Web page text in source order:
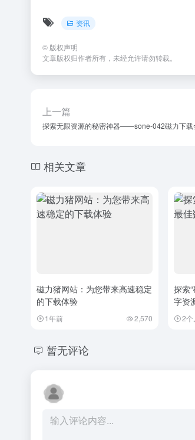
资讯
© 版权声明
文章版权归作者所有，未经允许请勿转载。
上一篇
探索无限资源的秘密神器——sone-042磁力下载
相关文章
磁力猪网站：为您带来高速稳定
的下载体验
1年前 2,570
探索
字资
2个
暂无评论